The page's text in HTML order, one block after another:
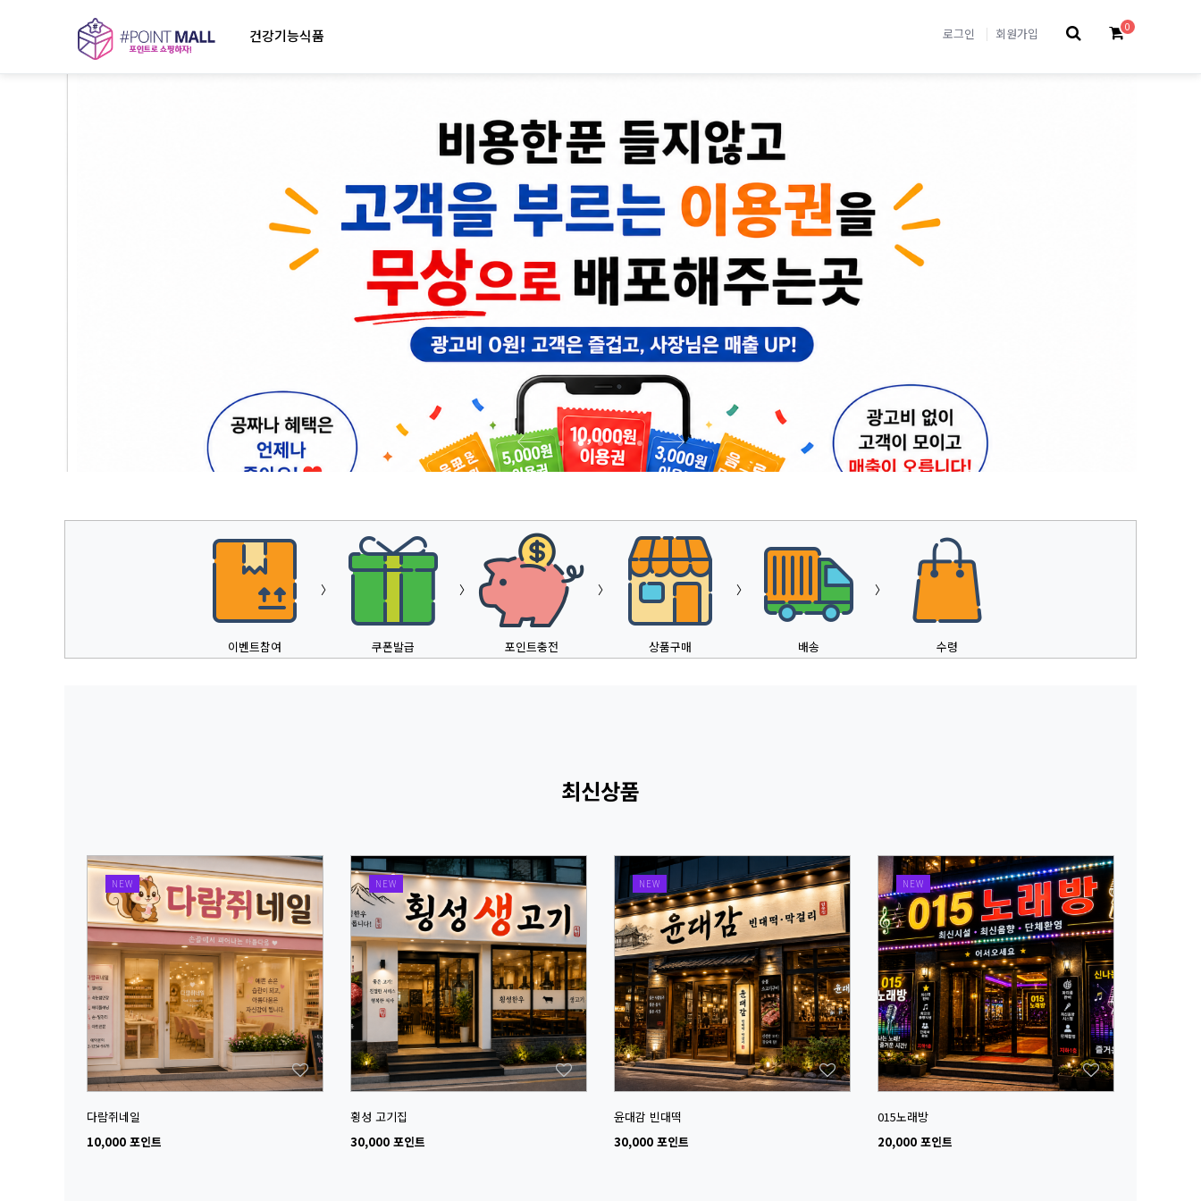
로그인 회원가입
건강기능식품 0
이벤트참여
〉
쿠폰발급
〉
포인트충전
〉
상품구매
〉
배송
〉
수령
최신상품
NEW
다람쥐네일
10,000 포인트
NEW
횡성 고기집
30,000 포인트
NEW
윤대감 빈대떡
30,000 포인트
NEW
015노래방
20,000 포인트